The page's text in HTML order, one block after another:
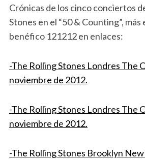
Crónicas de los cinco conciertos
Stones en el “50 & Counting”,
benéfico 121212 en enlaces:
-The Rolling Stones Londres The
noviembre de 2012.
-The Rolling Stones Londres The
noviembre de 2012.
-The Rolling Stones Brooklyn New